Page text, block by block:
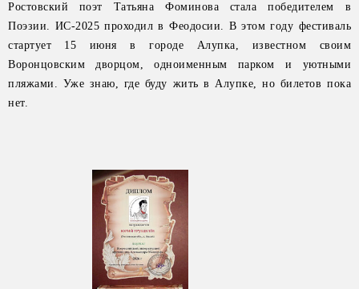
Ростовский поэт Татьяна Фоминова стала победителем в
Поэзии. ИС-2025 проходил в Феодосии. В этом году фестиваль
стартует 15 июня в городе Алупка, известном своим
Воронцовским дворцом, одноименным парком и уютными
пляжами. Уже знаю, где буду жить в Алупке, но билетов пока
нет.